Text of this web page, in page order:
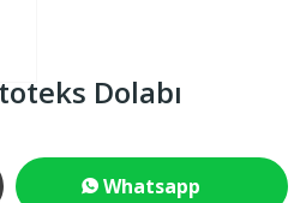
Dolabı
Whatsapp